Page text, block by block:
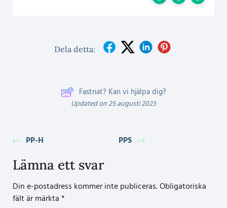
Dela detta:
Fastnat? Kan vi hjälpa dig?
Updated on 25 augusti 2023
PP-H PPS
Lämna ett svar
Din e-postadress kommer inte publiceras.Obligatoriska
fält är märkta*